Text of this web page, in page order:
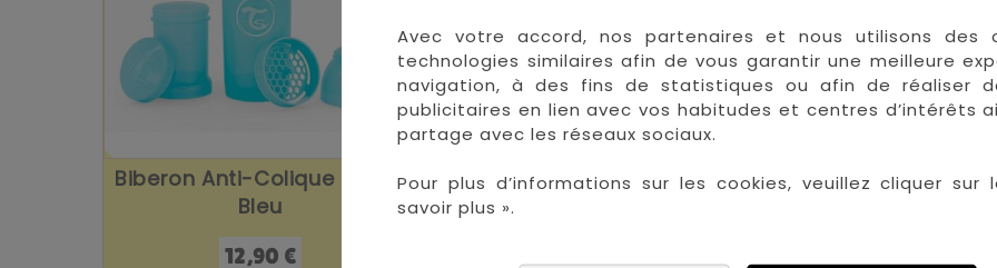
Avec votre accord, nos partenaires et nous utilisons des
technologies similaires afin de vous garantir une meilleure
navigation, à des fins de statistiques ou afin de réaliser
publicitaires en lien avec vos habitudes et centres d’intérêts
partage avec les réseaux sociaux.
Pour plus d’informations sur les cookies, veuillez cliquer sur
savoir plus ».
Biberon Anti-Colique 260ML
Bleu
Prix
12,90 €
Biberon Anti-Colique 260ML
Tétine Anti-Colique